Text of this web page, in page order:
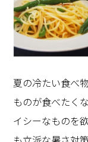
夏の冷たい食べ
ものが食べたく
イシーなものを